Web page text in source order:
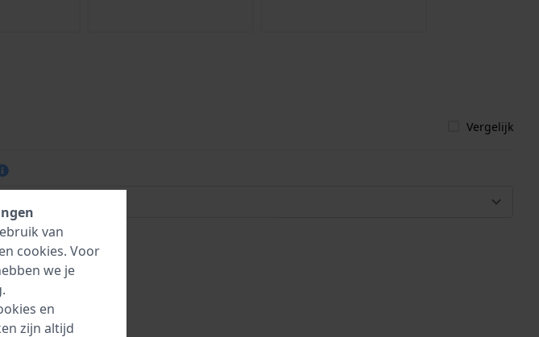
Vergelijk
van
cookies. Voor
we je
en
zijn altijd